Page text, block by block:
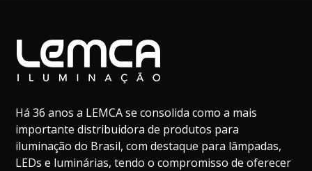
Há 36 anos a LEMCA se consolida como a mais
importante distribuidora de produtos para
iluminação do Brasil, com destaque para lâmpadas,
LEDs e luminárias, tendo o compromisso de oferecer